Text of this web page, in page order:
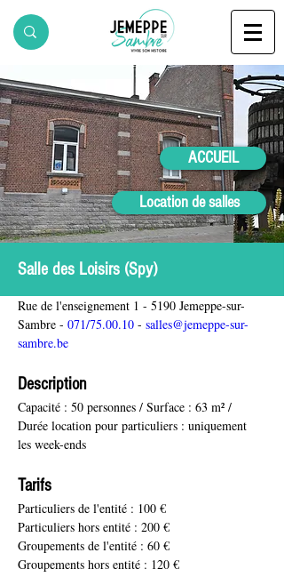
ACCUEIL
Location de salles
Salle des Loisirs (Spy)
Rue de l'enseignement 1 - 5190 Jemeppe-sur-
Sambre - 071/75.00.10 - salles@jemeppe-sur-
sambre.be
Description
Capacité : 50 personnes / Surface : 63 m² /
Durée location pour particuliers : uniquement
les week-ends
Tarifs
Particuliers de l'entité : 100 €
Particuliers hors entité : 200 €
Groupements de l'entité : 60 €
Groupements hors entité : 120 €